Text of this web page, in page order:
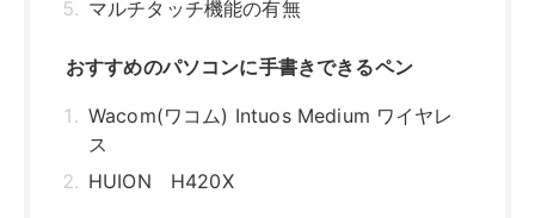
パソコンに手書きできるペンタブ・タ
ッチペンの種類